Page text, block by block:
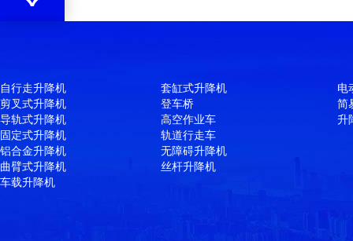
自行走升降机
剪叉式升降机
导轨式升降机
固定式升降机
铝合金升降机
曲臂式升降机
车载升降机
套缸式升降机
登车桥
高空作业车
轨道行走车
无障碍升降机
丝杆升降机
电
简
升